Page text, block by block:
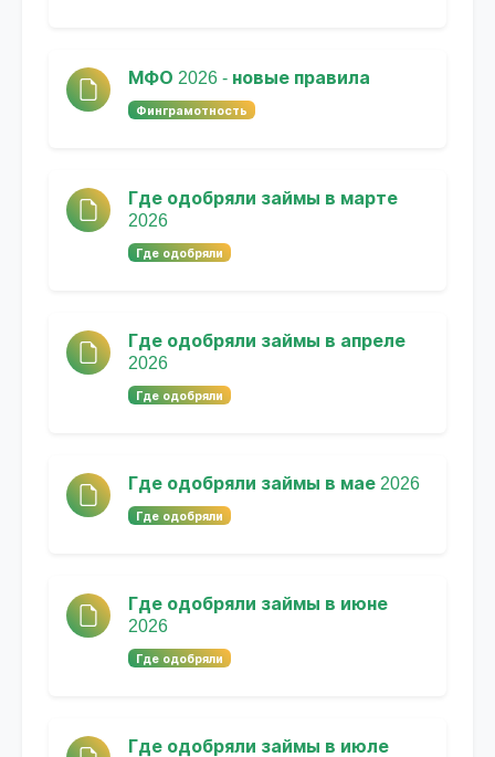
МФО 2026 - новые правила
Финграмотность
Где одобряли займы в марте
2026
Где одобряли
Где одобряли займы в апреле
2026
Где одобряли
Где одобряли займы в мае 2026
Где одобряли
Где одобряли займы в июне
2026
Где одобряли
Где одобряли займы в июле